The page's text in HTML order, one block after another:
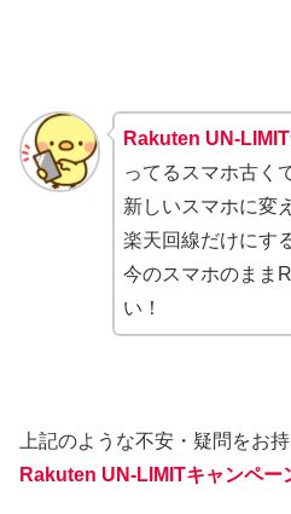
Rakuten UN-LIMIT
ってるスマホ古く
新しいスマホに変
楽天回線だけにす
今のスマホのまま
い！
上記のような不安・疑問をお
Rakuten UN-LIMITキャンペー